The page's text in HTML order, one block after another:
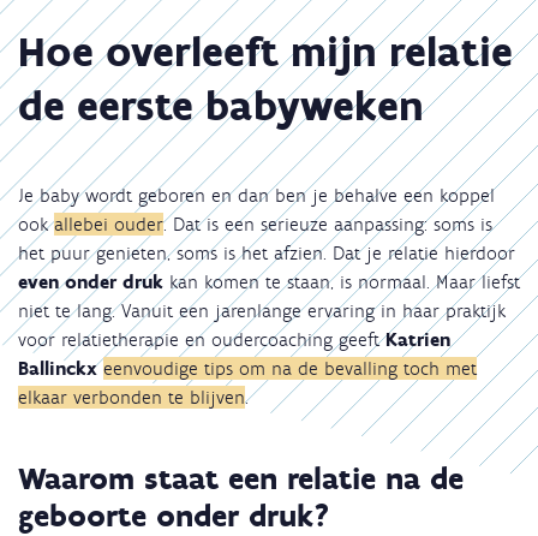
Hoe overleeft mijn relatie
de eerste babyweken
Je baby wordt geboren en dan ben je behalve een koppel
ookallebei ouder. Dat is een serieuze aanpassing: soms is
het puur genieten, soms is het afzien. Dat je relatie hierdoor
even onder druk kan komen te staan, is normaal. Maar liefst
niet te lang. Vanuit een jarenlange ervaring in haar praktijk
voor relatietherapie en oudercoaching geeftKatrien
Ballinckx eenvoudige tips om na de bevalling toch met
elkaar verbonden te blijven.
Waarom staat een relatie na de
geboorte onder druk?